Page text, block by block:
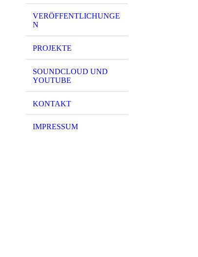
VERÖFFENTLICHUNGE
N
PROJEKTE
SOUNDCLOUD UND
YOUTUBE
KONTAKT
IMPRESSUM